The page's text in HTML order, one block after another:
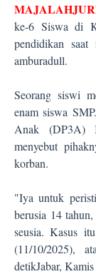
ke-6 Siswa di
pendidikan
amburadull.
Seorang siswi
enam siswa
Anak (DP3A)
menyebut
korban.
"Iya untuk
berusia 14
seusia. Kasus
(11/10/2025),
detikJabar,